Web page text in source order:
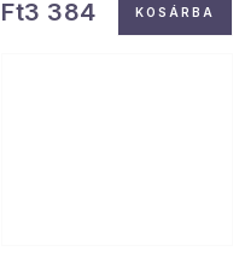
Ft3 384 KOSÁRBA